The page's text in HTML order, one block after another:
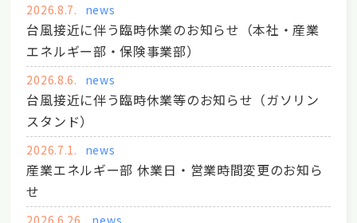
2026.8.7. news
台風接近に伴う臨時休業のお知らせ（本社・産業
エネルギー部・保険事業部）
2026.8.6. news
台風接近に伴う臨時休業等のお知らせ（ガソリン
スタンド）
2026.7.1. news
産業エネルギー部 休業日・営業時間変更のお知ら
せ
2026.6.26. news